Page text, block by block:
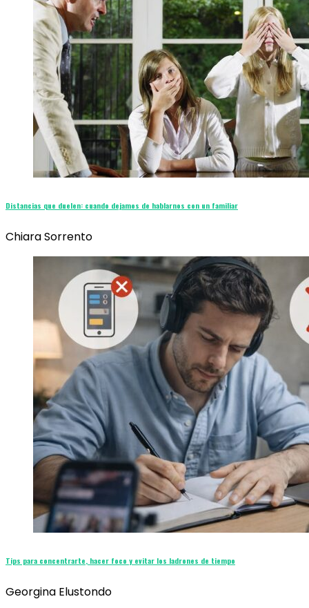
Distancias que duelen: cuando dejamos de hablarnos con un familiar
Chiara Sorrento
Tips para concentrarte, hacer foco y evitar los ladrones de tiempo
Georgina Elustondo